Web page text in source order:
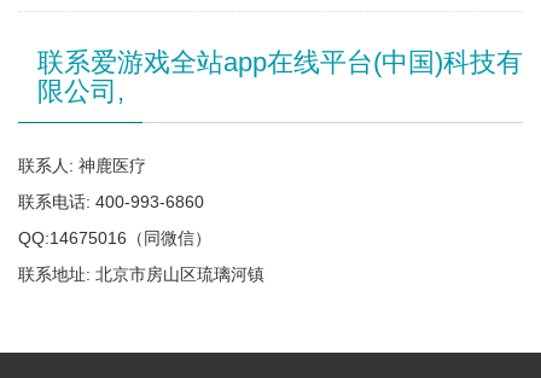
联系爱游戏全站app在线平台(中国)科技有
限公司,
联系人: 神鹿医疗
联系电话: 400-993-6860
QQ:14675016（同微信）
联系地址: 北京市房山区琉璃河镇